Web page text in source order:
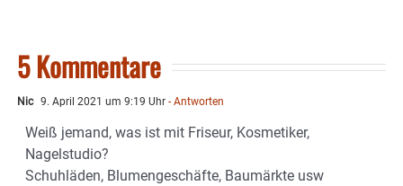
5 Kommentare
Nic 9. April 2021 um 9:19 Uhr - Antworten
Weiß jemand, was ist mit Friseur, Kosmetiker,
Nagelstudio?
Schuhläden, Blumengeschäfte, Baumärkte usw